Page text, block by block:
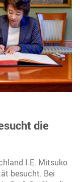
die
I.E. Mitsuko
besucht. Bei